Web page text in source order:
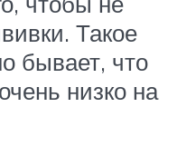
Такое
бывает, что
низко на